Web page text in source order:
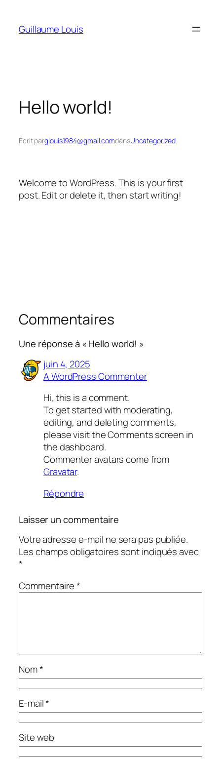
contenu
Guillaume Louis
Hello world!
Écrit parglouis1984@gmail.comdansUncategorized
Welcome to WordPress. This is your first
post. Edit or delete it, then start writing!
Commentaires
Une réponse à « Hello world! »
juin 4, 2025
A WordPress Commenter
Hi, this is a comment.
To get started with moderating,
editing, and deleting comments,
please visit the Comments screen in
the dashboard.
Commenter avatars come from
Gravatar.
Répondre
Laisser un commentaire
Votre adresse e-mail ne sera pas publiée.
Les champs obligatoires sont indiqués avec
*
Commentaire*
Nom*
E-mail*
Site web